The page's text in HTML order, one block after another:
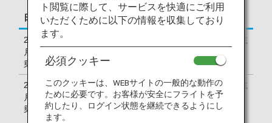
日付 変更
2018年11
月30日ご搭
乗分まで
大人のお客様と同じ搭乗クラスの幼児運賃航
2018年12
月1日ご搭
乗分より
大人のお客様と同じ搭乗クラスの幼児運賃航
空券を別途購入
ト閲覧に際して、サービスを快適にご利用
いただくために以下の情報を収集しており
ます。
必須クッキー
このクッキーは、WEBサイトの一般的な動作の
ために必要です。お客様が安全にフライトを予
約したり、ログイン状態を継続できるようにし
ます。